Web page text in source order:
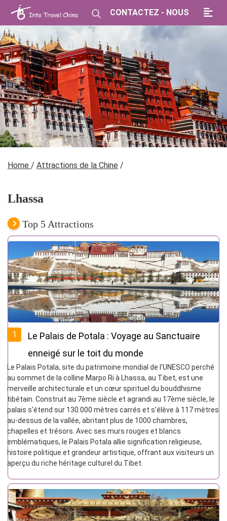
CONTACTEZ - NOUS
Home / Attractions de la Chine /
Lhassa
Top 5 Attractions
1
Le Palais de Potala : Voyage au Sanctuaire
enneigé sur le toit du monde
Le Palais Potala, site du patrimoine mondial de l'UNESCO perché
au sommet de la colline Marpo Ri à Lhassa, au Tibet, est une
merveille architecturale et un cœur spirituel du bouddhisme
tibétain. Construit au 7ème siècle et agrandi au 17ème siècle, le
palais s'étend sur 130.000 mètres carrés et s'élève à 117 mètres
au-dessus de la vallée, abritant plus de 1000 chambres,
chapelles et trésors. Avec ses murs rouges et blancs
emblématiques, le Palais Potala allie signification religieuse,
histoire politique et grandeur artistique, offrant aux visiteurs un
aperçu du riche héritage culturel du Tibet.